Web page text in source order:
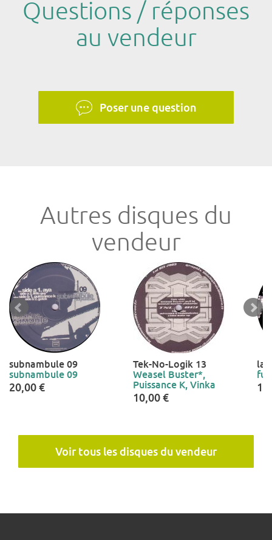
Questions / réponses
au vendeur
Poser une question
Autres disques du
vendeur
subnambule 09
subnambule 09
20,00 €
Tek-No-Logik 13
Weasel Buster*,
Puissance K, Vinka
10,00 €
Voir tous les disques du vendeur